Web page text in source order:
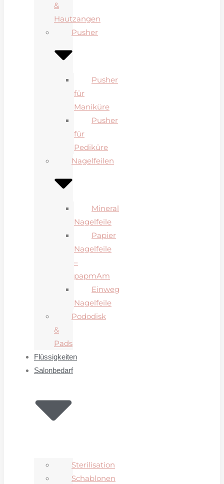
&
Hautzangen
Pusher
Pusher
für
Maniküre
Pusher
für
Pediküre
Nagelfeilen
Mineral
Nagelfeile
Papier
Nagelfeile
–
papmAm
Einweg
Nagelfeile
Pododisk
&
Pads
Flüssigkeiten
Salonbedarf
Sterilisation
Schablonen